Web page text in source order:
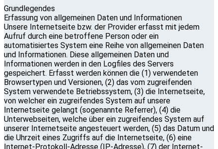
Grundlegendes
Erfassung von allgemeinen Daten und Informationen
Unsere Internetseite bzw. der Provider erfasst mit jedem
Aufruf durch eine betroffene Person oder ein
automatisiertes System eine Reihe von allgemeinen Daten
und Informationen. Diese allgemeinen Daten und
Informationen werden in den Logfiles des Servers
gespeichert. Erfasst werden können die (1) verwendeten
Browsertypen und Versionen, (2) das vom zugreifenden
System verwendete Betriebssystem, (3) die Internetseite,
von welcher ein zugreifendes System auf unsere
Internetseite gelangt (sogenannte Referrer), (4) die
Unterwebseiten, welche über ein zugreifendes System auf
unserer Internetseite angesteuert werden, (5) das Datum und
die Uhrzeit eines Zugriffs auf die Internetseite, (6) eine
Internet-Protokoll-Adresse (IP-Adresse), (7) der Internet-